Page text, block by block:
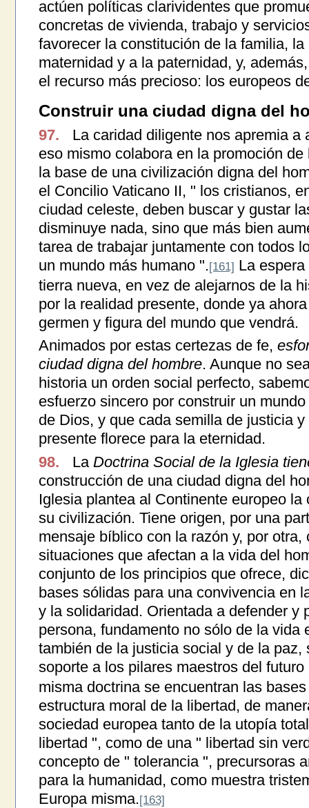
actúen políticas clarividentes que
concretas de vivienda, trabajo y
favorecer la constitución de la familia,
maternidad y a la paternidad, y,
el recurso más precioso: los europeos
Construir una ciudad digna del
97.
La caridad diligente nos apremia a
eso mismo colabora en la promoción
la base de una civilización digna del
el Concilio Vaticano II, " los cristianos,
ciudad celeste, deben buscar y gustar
disminuye nada, sino que más bien
tarea de trabajar juntamente con todos
un mundo más humano ".[161] La
tierra nueva, en vez de alejarnos de la
por la realidad presente, donde ya
germen y figura del mundo que vendrá.
Animados por estas certezas de fe,
ciudad digna del hombre. Aunque no
historia un orden social perfecto,
esfuerzo sincero por construir un
de Dios, y que cada semilla de justicia
presente florece para la eternidad.
98.
La Doctrina Social de la Iglesia
construcción de una ciudad digna del
Iglesia plantea al Continente europeo
su civilización. Tiene origen, por una
mensaje bíblico con la razón y, por
situaciones que afectan a la vida del
conjunto de los principios que ofrece,
bases sólidas para una convivencia en
y la solidaridad. Orientada a defender y
persona, fundamento no sólo de la vida
también de la justicia social y de la paz,
soporte a los pilares maestros del
misma doctrina se encuentran las
estructura moral de la libertad, de
sociedad europea tanto de la utopía
libertad ", como de una " libertad sin
concepto de " tolerancia ", precursoras
para la humanidad, como muestra
Europa misma.[163]